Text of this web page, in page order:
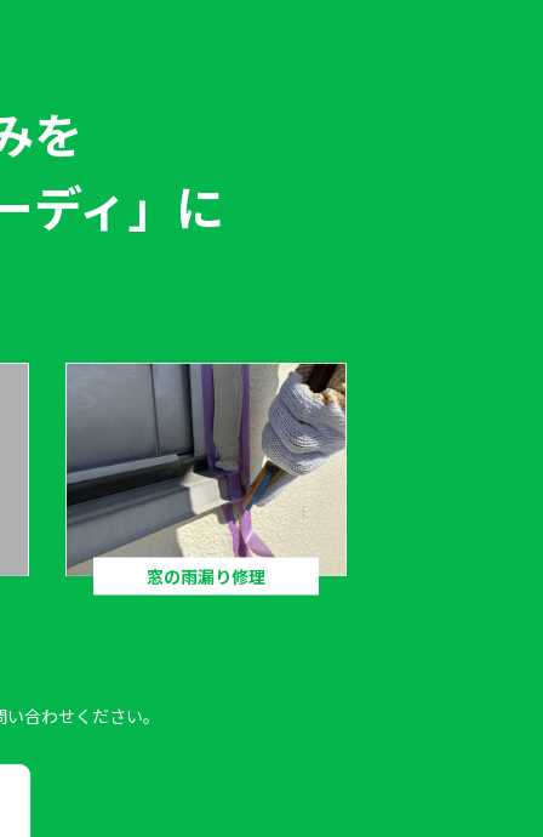
を
ィ」 に
窓の雨漏り修理
合わせください。